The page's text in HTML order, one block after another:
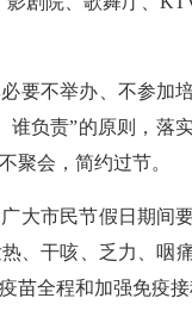
要不举办、不参加
谁负责”的原则，落
聚会，简约过节。
大市民节假日期间
、干咳、乏力、咽
苗全程和加强免疫接